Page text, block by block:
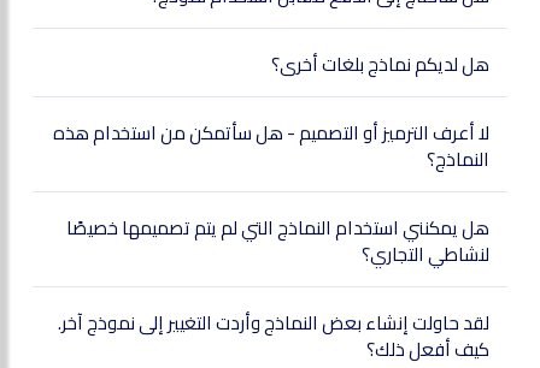
هل لديكم نماذج بلغات أخرى؟
لا أعرف الترميز أو التصميم - هل سأتمكن من استخدام هذه
النماذج؟
هل يمكنني استخدام النماذج التي لم يتم تصميمها خصيصًا
لنشاطي التجاري؟
لقد حاولت إنشاء بعض النماذج وأردت التغيير إلى نموذج آخر.
كيف أفعل ذلك؟